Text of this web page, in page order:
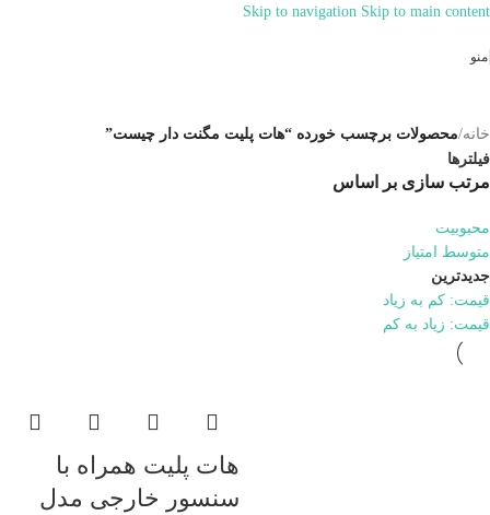
Skip to navigation Skip to main content
منو
خانه/محصولات برچسب خورده “هات پلیت مگنت دار چیست”
فیلترها
مرتب سازی بر اساس
محبوبیت
متوسط امتیاز
جدیدترین
قیمت: کم به زیاد
قیمت: زیاد به کم
هات پلیت همراه با
سنسور خارجی مدل